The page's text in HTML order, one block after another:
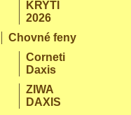
KRYTÍ
2026
Chovné feny
Corneti
Daxis
ZIWA
DAXIS